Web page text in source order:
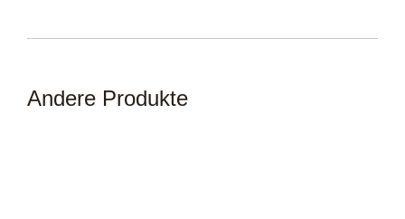
Andere Produkte